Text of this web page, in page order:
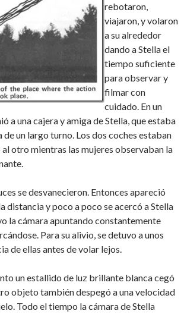
rebotaron,
viajaron, y volaron
a su alrededor
dando a Stella el
tiempo suficiente
para observar y
filmar con
cuidado. En un
a una cajera y amiga de Stella, que estaba
de un largo turno. Los dos coches estaban
otro mientras las mujeres observaban la
se desvanecieron. Entonces apareció
distancia y poco a poco se acercó a Stella
la cámara apuntando constantemente
Para su alivio, se detuvo a unos
de ellas antes de volar lejos.
un estallido de luz brillante blanca cegó
objeto también despegó a una velocidad
Todo el tiempo la cámara de Stella